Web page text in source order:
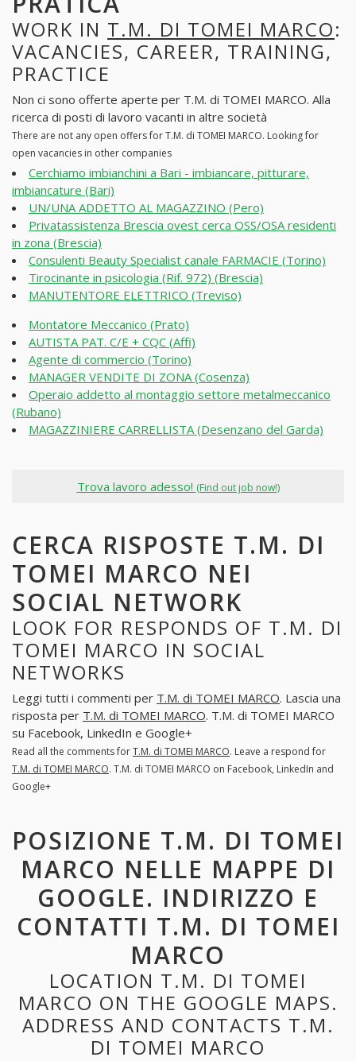
WORK IN T.M. DI TOMEI MARCO:
VACANCIES, CAREER, TRAINING,
PRACTICE
Non ci sono offerte aperte per T.M. di TOMEI MARCO. Alla
ricerca di posti di lavoro vacanti in altre società
There are not any open offers for T.M. di TOMEI MARCO. Looking for
open vacancies in other companies
Cerchiamo imbianchini a Bari - imbiancare, pitturare,
imbiancature (Bari)
UN/UNA ADDETTO AL MAGAZZINO (Pero)
Privatassistenza Brescia ovest cerca OSS/OSA residenti
in zona (Brescia)
Consulenti Beauty Specialist canale FARMACIE (Torino)
Tirocinante in psicologia (Rif. 972) (Brescia)
MANUTENTORE ELETTRICO (Treviso)
Montatore Meccanico (Prato)
AUTISTA PAT. C/E + CQC (Affi)
Agente di commercio (Torino)
MANAGER VENDITE DI ZONA (Cosenza)
Operaio addetto al montaggio settore metalmeccanico
(Rubano)
MAGAZZINIERE CARRELLISTA (Desenzano del Garda)
Trova lavoro adesso! (Find out job now!)
CERCA RISPOSTE T.M. DI
TOMEI MARCO NEI
SOCIAL NETWORK
LOOK FOR RESPONDS OF T.M. DI
TOMEI MARCO IN SOCIAL
NETWORKS
Leggi tutti i commenti per T.M. di TOMEI MARCO. Lascia una
risposta per T.M. di TOMEI MARCO. T.M. di TOMEI MARCO
su Facebook, LinkedIn e Google+
Read all the comments forT.M. di TOMEI MARCO. Leave a respond for
T.M. di TOMEI MARCO. T.M. di TOMEI MARCO on Facebook, LinkedIn and
Google+
POSIZIONE T.M. DI TOMEI
MARCO NELLE MAPPE DI
GOOGLE. INDIRIZZO E
CONTATTI T.M. DI TOMEI
MARCO
LOCATION T.M. DI TOMEI
MARCO ON THE GOOGLE MAPS.
ADDRESS AND CONTACTS T.M.
DI TOMEI MARCO